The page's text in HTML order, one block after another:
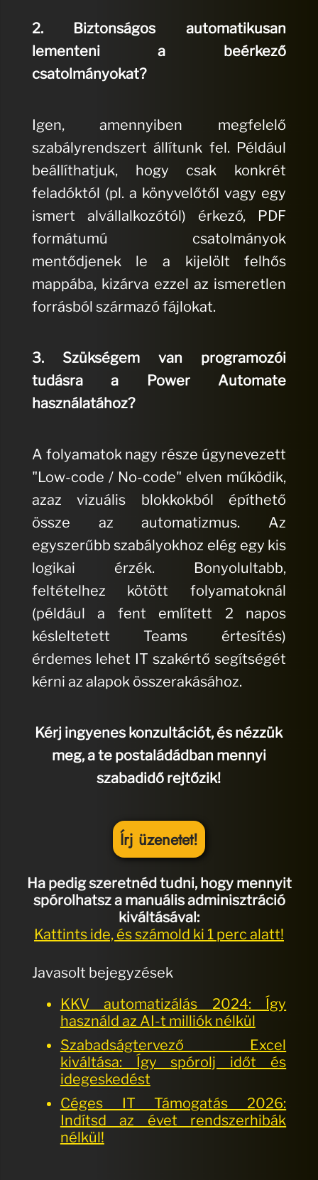
2. Biztonságos automatikusan
lementeni a beérkező
csatolmányokat?
Igen, amennyiben megfelelő
szabályrendszert állítunk fel. Például
beállíthatjuk, hogy csak konkrét
feladóktól (pl. a könyvelőtől vagy egy
ismert alvállalkozótól) érkező, PDF
formátumú csatolmányok
mentődjenek le a kijelölt felhős
mappába, kizárva ezzel az ismeretlen
forrásból származó fájlokat.
3. Szükségem van programozói
tudásra a Power Automate
használatához?
A folyamatok nagy része úgynevezett
"Low-code / No-code" elven működik,
azaz vizuális blokkokból építhető
össze az automatizmus. Az
egyszerűbb szabályokhoz elég egy kis
logikai érzék. Bonyolultabb,
feltételhez kötött folyamatoknál
(például a fent említett 2 napos
késleltetett Teams értesítés)
érdemes lehet IT szakértő segítségét
kérni az alapok összerakásához.
Kérj ingyenes konzultációt, és nézzük
meg, a te postaládádban mennyi
szabadidő rejtőzik!
Írj üzenetet!
Ha pedig szeretnéd tudni, hogy mennyit
spórolhatsz a manuális adminisztráció
kiváltásával:
Kattints ide, és számold ki 1 perc alatt!
Javasolt bejegyzések
KKV automatizálás 2024: Így
használd az AI-t milliók nélkül
Szabadságtervező Excel
kiváltása: Így spórolj időt és
idegeskedést
Céges IT Támogatás 2026:
Indítsd az évet rendszerhibák
nélkül!